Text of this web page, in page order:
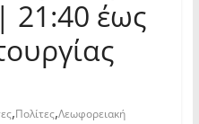
21:40 έως
,Πολίτες,Λεωφορειακή